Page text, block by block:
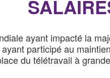
ayant impacté la
participé au
du télétravail à